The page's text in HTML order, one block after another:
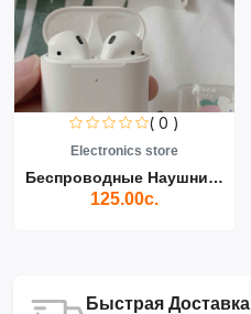
( 0 )
Electronics store
Беспроводные Наушники Air...
125.00с.
Быстрая Доставка